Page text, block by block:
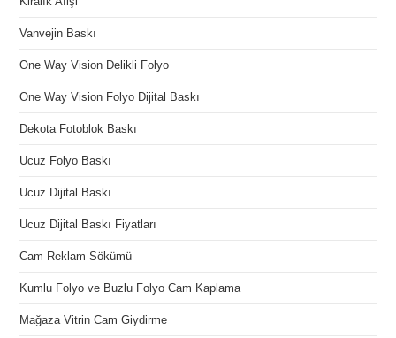
Vanvejin Baskı
One Way Vision Delikli Folyo
One Way Vision Folyo Dijital Baskı
Dekota Fotoblok Baskı
Ucuz Folyo Baskı
Ucuz Dijital Baskı
Ucuz Dijital Baskı Fiyatları
Cam Reklam Sökümü
Kumlu Folyo ve Buzlu Folyo Cam Kaplama
Mağaza Vitrin Cam Giydirme